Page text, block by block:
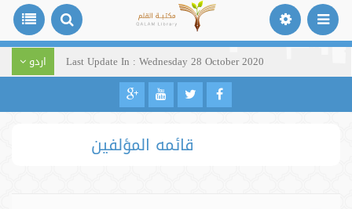
Last Update In : Wednesday 28 October 2020 اردو
قائمه المؤلفين